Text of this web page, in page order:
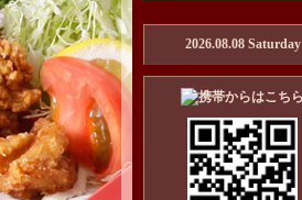
2026.08.08 Saturday